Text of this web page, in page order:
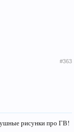
#363
рисунки про ГВ!